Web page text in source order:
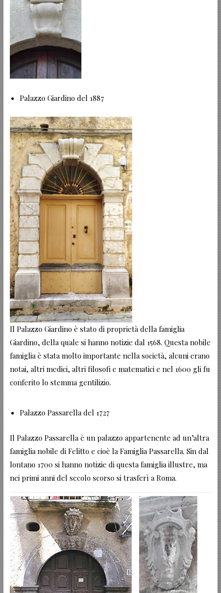
Palazzo Giardino del 1887
Il Palazzo Giardino è stato di proprietà della famiglia
Giardino, della quale si hanno notizie dal 1568. Questa nobile
famiglia è stata molto importante nella società, alcuni erano
notai, altri medici, altri filosofi e matematici e nel 1600 gli fu
conferito lo stemma gentilizio.
Palazzo Passarella del 1727
Il Palazzo Passarella è un palazzo appartenente ad un’altra
famiglia nobile di Felitto e cioè la Famiglia Passarella. Sin dal
lontano 1700 si hanno notizie di questa famiglia illustre, ma
nei primi anni del secolo scorso si trasferì a Roma.